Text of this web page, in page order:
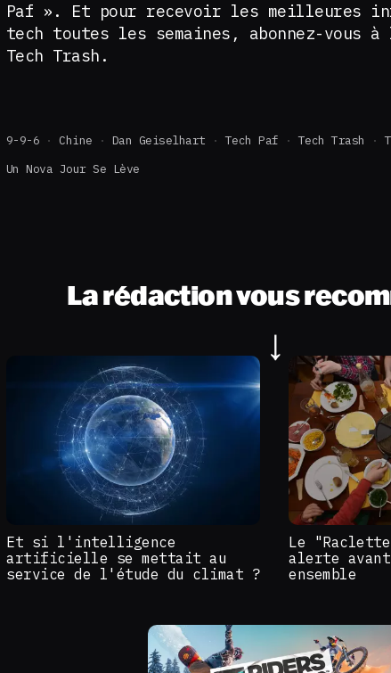
Paf ». Et pour recevoir les meilleures
tech toutes les semaines, abonnez-vous
Tech Trash.
9-9-6 Chine Dan Geiselhart Tech Paf Tech Trash
Un Nova Jour Se Lève
La rédaction vous
Et si l'intelligence
artificielle se mettait au
service de l'étude du climat ?
Le
alerte
ensemble